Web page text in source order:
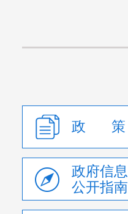
政 策
政府信息
公开指南